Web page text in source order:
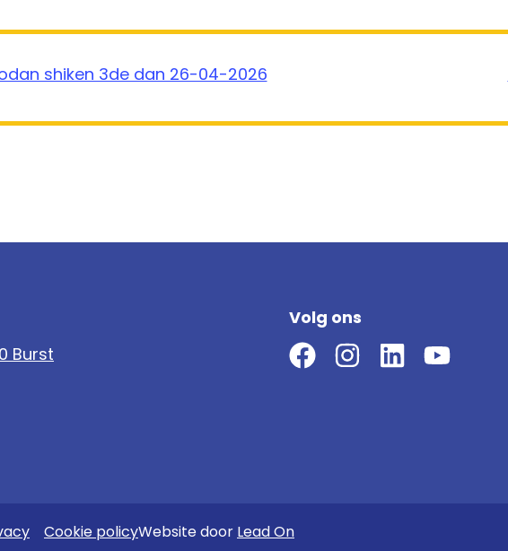
shiken 3de dan 26-04-2026
Burst
Volg ons
Cookie policyWebsite door Lead On